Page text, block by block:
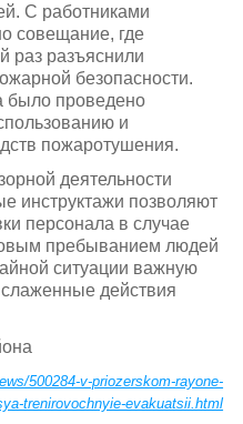
С работниками
совещание, где
раз разъяснили
безопасности.
было проведено
и
пожаротушения.
деятельности
инструктажи позволяют
персонала в случае
пребыванием людей
ситуации важную
действия
500284-v-priozerskom-rayone-
trenirovochnyie-evakuatsii.html